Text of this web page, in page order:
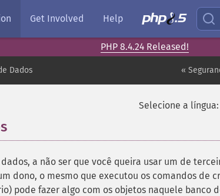
Get Involved Help
PHP 8.4.24 Released!
«
Dados
Selecione a língua:
a não ser que você queira usar um de
dono, o mesmo que executou os comandos de
pode fazer algo com os objetos naquele banco